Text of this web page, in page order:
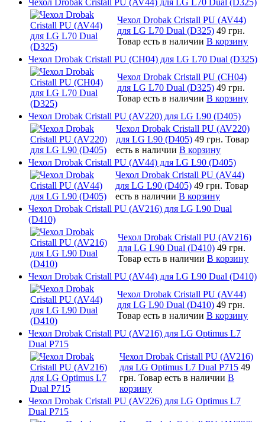
Чехол Drobak Cristall PU (AV44)
для LG L70 Dual (D325) 49 грн.
Товар есть в наличии В корзину
Чехол Drobak Cristall PU (CH04) для LG L70 Dual (D325)
Чехол Drobak Cristall PU (CH04)
для LG L70 Dual (D325) 49 грн.
Товар есть в наличии В корзину
Чехол Drobak Cristall PU (AV220) для LG L90 (D405)
Чехол Drobak Cristall PU (AV220)
для LG L90 (D405) 49 грн. Товар
есть в наличии В корзину
Чехол Drobak Cristall PU (AV44) для LG L90 (D405)
Чехол Drobak Cristall PU (AV44)
для LG L90 (D405) 49 грн. Товар
есть в наличии В корзину
Чехол Drobak Cristall PU (AV216) для LG L90 Dual
(D410)
Чехол Drobak Cristall PU (AV216)
для LG L90 Dual (D410) 49 грн.
Товар есть в наличии В корзину
Чехол Drobak Cristall PU (AV44) для LG L90 Dual (D410)
Чехол Drobak Cristall PU (AV44)
для LG L90 Dual (D410) 49 грн.
Товар есть в наличии В корзину
Чехол Drobak Cristall PU (AV216) для LG Optimus L7
Dual P715
Чехол Drobak Cristall PU (AV216)
для LG Optimus L7 Dual P715 49
грн. Товар есть в наличии В
корзину
Чехол Drobak Cristall PU (AV226) для LG Optimus L7
Dual P715